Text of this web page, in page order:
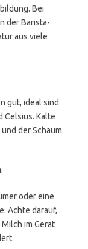
Bei
der Barista-
aus viele
gut, ideal sind
Celsius. Kalte
der Schaum
oder eine
Achte darauf,
im Gerät